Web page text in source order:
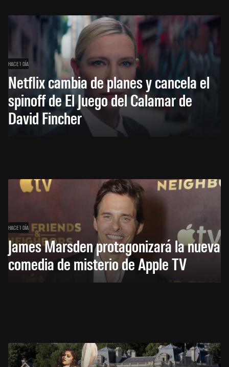
HACE 1 DÍA
Netflix cambia de planes y cancela el
spinoff de El Juego del Calamar de
David Fincher
HACE 1 DÍA
James Marsden protagonizará la nueva
comedia de misterio de Apple TV